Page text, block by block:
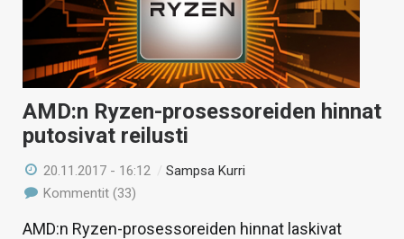
AMD:n Ryzen-prosessoreiden hinnat
putosivat reilusti
20.11.2017 - 16:12 /Sampsa Kurri
Kommentit (33)
AMD:n Ryzen-prosessoreiden hinnat laskivat